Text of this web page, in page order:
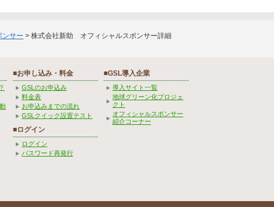
ンサー > 株式会社新助 オフィシャルスポンサー詳細
■お申し込み・料金
GSLのお申込み
料金表
お申込みまでの流れ
GSLクイック設置テスト
■ログイン
ログイン
パスワード再発行
■GSL導入企業
導入サイト一覧
地球グリーン化プロジェ
クト
オフィシャルスポンサー
紹介コーナー